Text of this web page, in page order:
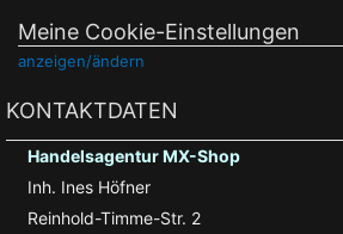
Meine Cookie-Einstellungen
anzeigen/ändern
KONTAKTDATEN
Handelsagentur MX-Shop
Inh. Ines Höfner
Reinhold-Timme-Str. 2